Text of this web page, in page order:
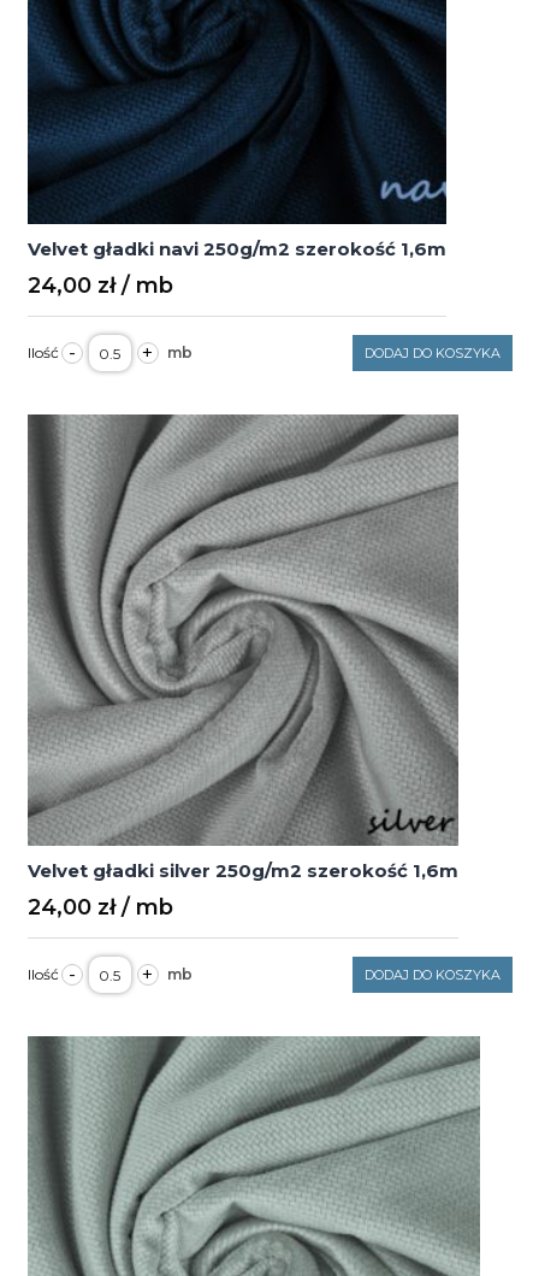
Velvet gładki navi 250g/m2 szerokość 1,6m
24,00 zł
- ilość
Velvet
gładki
250g/m2
szerokość
1,6m
+ DODAJ DO KOSZYKA
Velvet gładki silver 250g/m2 szerokość 1,6m
24,00 zł
- ilość
Velvet
gładki
250g/m2
szerokość
1,6m
+ DODAJ DO KOSZYKA